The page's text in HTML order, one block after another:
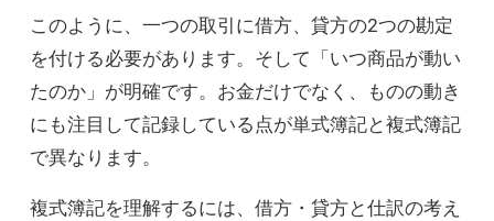
このように、一つの取引に借方、貸方の2つの勘定
を付ける必要があります。そして「いつ商品が動い
たのか」が明確です。お金だけでなく、ものの動き
にも注目して記録している点が単式簿記と複式簿記
で異なります。
複式簿記を理解するには、借方・貸方と仕訳の考え